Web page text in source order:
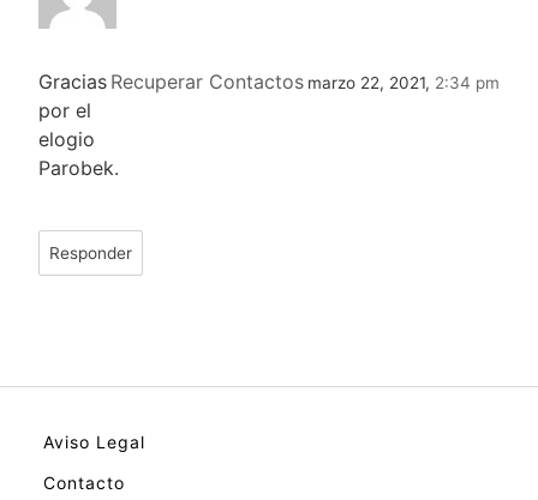
Recuperar Contactos marzo 22, 2021, 2:34 pm
Gracias
por el
elogio
Parobek.
Responder
Aviso Legal
Contacto